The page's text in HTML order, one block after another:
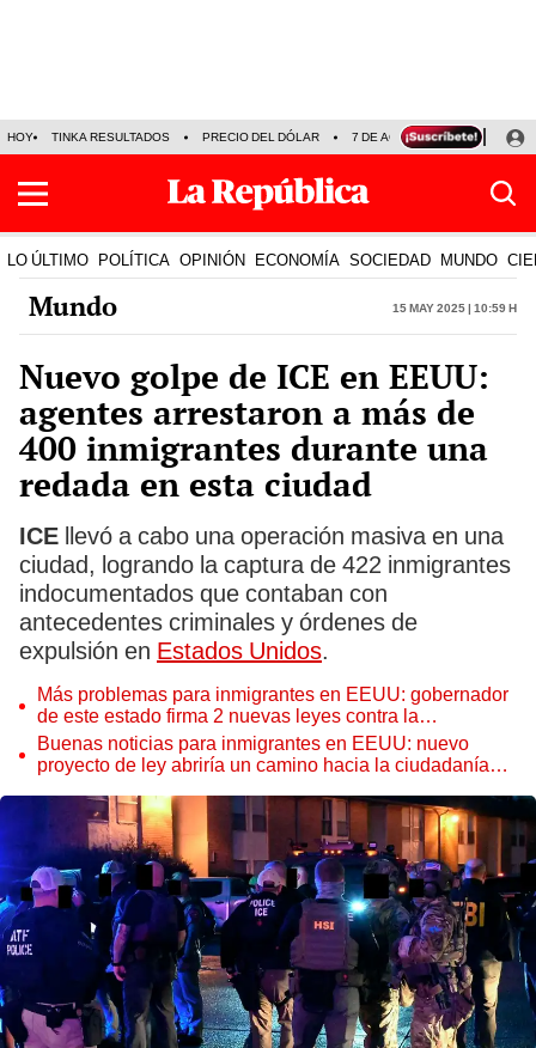
HOY TINKA RESULTADOS PRECIO DEL DÓLAR 7 DE AGOSTO OLLANTA
LO ÚLTIMO POLÍTICA OPINIÓN ECONOMÍA SOCIEDAD MUNDO
Mundo 15 May 2025 | 10:59 h
Nuevo golpe de ICE en EEUU:
agentes arrestaron a más de
400 inmigrantes durante una
redada en esta ciudad
ICE llevó a cabo una operación masiva en una
ciudad, logrando la captura de 422 inmigrantes
indocumentados que contaban con
antecedentes criminales y órdenes de
expulsión en Estados Unidos.
Más problemas para inmigrantes en EEUU: gobernador
de este estado firma 2 nuevas leyes contra la
inmigración ilegal
Buenas noticias para inmigrantes en EEUU: nuevo
proyecto de ley abriría un camino hacia la ciudadanía